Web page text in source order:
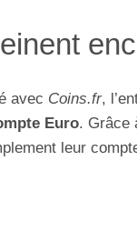
avec Coins.fr,
Euro. Grâce
leur